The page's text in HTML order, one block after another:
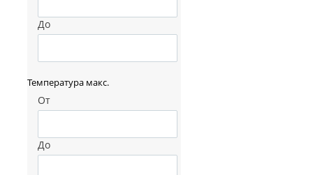
До
Температура макс.
От
До